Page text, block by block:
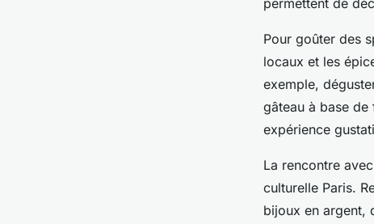
permettent de
Pour goûter des
locaux et les
exemple,
gâteau à base de
expérience
La rencontre
culturelle Paris.
bijoux en argent,